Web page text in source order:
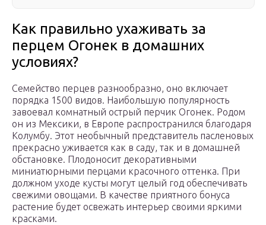
Как правильно ухаживать за
перцем Огонек в домашних
условиях?
Семейство перцев разнообразно, оно включает
порядка 1500 видов. Наибольшую популярность
завоевал комнатный острый перчик Огонек. Родом
он из Мексики, в Европе распространился благодаря
Колумбу. Этот необычный представитель пасленовых
прекрасно уживается как в саду, так и в домашней
обстановке. Плодоносит декоративными
миниатюрными перцами красочного оттенка. При
должном уходе кусты могут целый год обеспечивать
свежими овощами. В качестве приятного бонуса
растение будет освежать интерьер своими яркими
красками.